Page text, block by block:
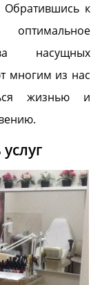
Обратившись к
насущных
многим из нас
жизнью и